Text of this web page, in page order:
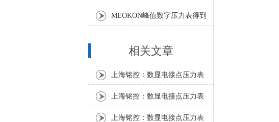
MEOKON峰值数字压力表得到
相关文章
上海铭控：数显电接点压力表
的安装要符合哪种要求
上海铭控：数显电接点压力表
可实现各种气体的绝压测量控
上海铭控：数显电接点压力表